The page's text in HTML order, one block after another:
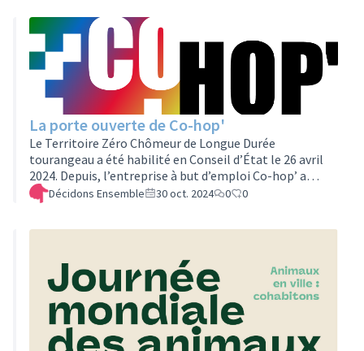
vous seront organisés entre le 4 et le 7 novembre, pour
mettre en avant cette aventure si singulière. Le
réalisateur Yvan Pousset a suivi cette période
d'engagement, de réflexion, de doutes et …
La porte ouverte de Co-hop'
Le Territoire Zéro Chômeur de Longue Durée
tourangeau a été habilité en Conseil d’État le 26 avril
2024. Depuis, l’entreprise à but d’emploi Co-hop’ a
ouvert ses portes, le 1er juillet 2024. Ces deux
évènements sont l’aboutissement d’une mobilisation
mettre en avant cette aventure si singulière.Venez
visiter les premiers locaux de l'entreprise, rencontrer
ses salariés et découvrir ses …
Décidons Ensemble 30 oct. 2024 0 0